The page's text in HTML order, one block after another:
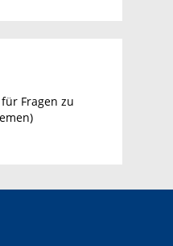
Fragen zu